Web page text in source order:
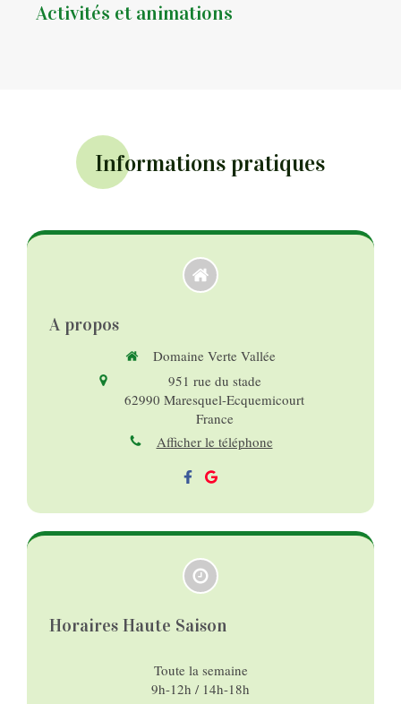
Activités et animations
Informations pratiques
A propos
Domaine Verte Vallée
951 rue du stade
62990 Maresquel-Ecquemicourt
France
Afficher le téléphone
Horaires Haute Saison
Toute la semaine
9h-12h / 14h-18h